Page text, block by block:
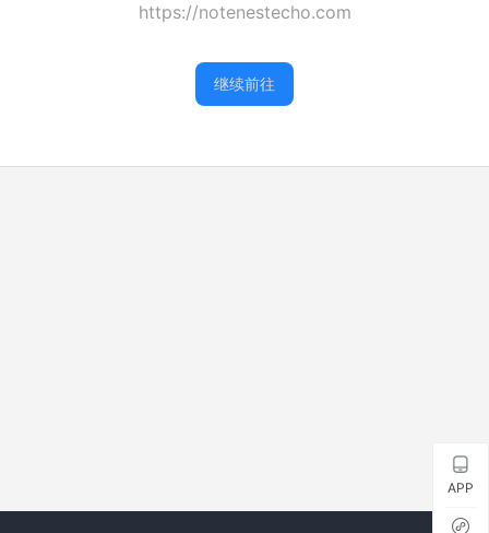
https://notenestecho.com
继续前往
APP